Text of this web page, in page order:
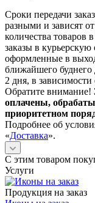
Сроки передачи
разными и зависят
количества товаров
заказы в
оформленные в
ближайшего буднего
2 дня, в зависимости
Обратите внимание!
оплачены,
приоритетном
Подробнее об
«Доставка».
С этим товаром
Услуги
Продукция на заказ